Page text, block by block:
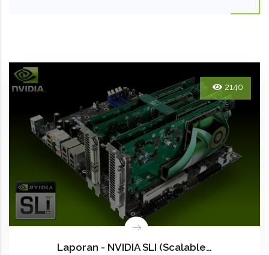
2140
Laporan - NVIDIA SLI (Scalable…